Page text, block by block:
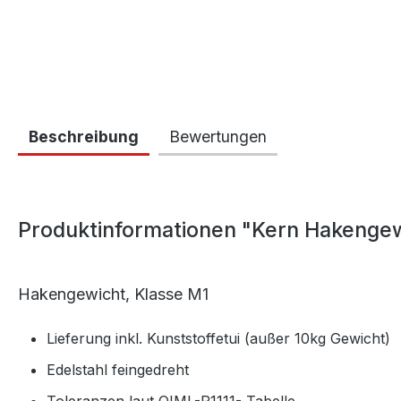
Beschreibung Bewertungen
Produktinformationen "Kern
Hakengewicht, Klasse M1
Lieferung inkl. Kunststoffetui (außer 10kg Gewicht)
Edelstahl feingedreht